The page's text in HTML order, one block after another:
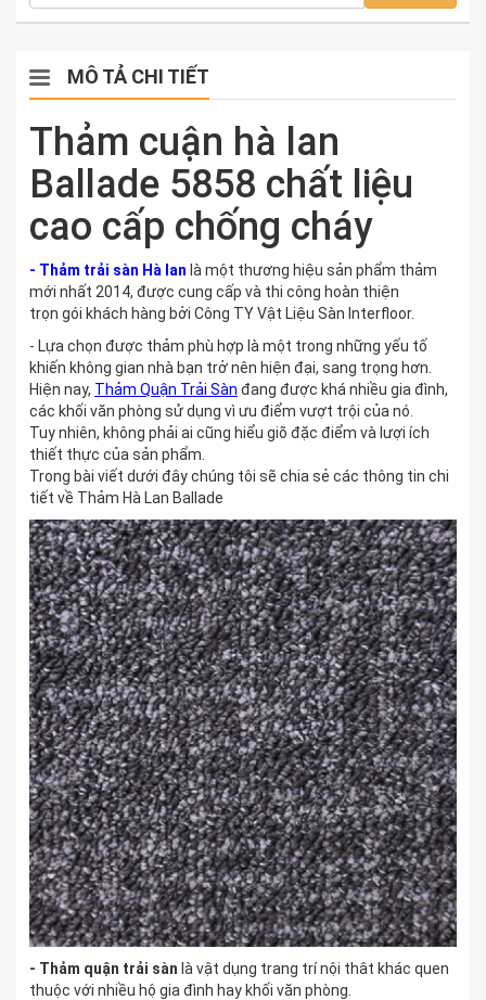
MÔ TẢ CHI TIẾT
Thảm cuận hà lan
Ballade 5858 chất liệu
cao cấp chống cháy
- Thảm trải sàn Hà lan là một thương hiệu sản phẩm thảm
mới nhất 2014, được cung cấp và thi công hoàn thiện
trọn gói khách hàng bởi Công TY Vật Liệu Sàn Interfloor.
- Lựa chọn được thảm phù hợp là một trong những yếu tố
khiến không gian nhà bạn trở nên hiện đại, sang trọng hơn.
Hiện nay, Thảm Quận Trải Sàn đang được khá nhiều gia đình,
các khối văn phòng sử dụng vì ưu điểm vượt trội của nó.
Tuy nhiên, không phải ai cũng hiểu giõ đặc điểm và lượi ích
thiết thực của sản phẩm.
Trong bài viết dưới đây chúng tôi sẽ chia sẻ các thông tin chi
tiết về Thảm Hà Lan Ballade
- Thảm quận trải sàn là vật dụng trang trí nội thât khác quen
thuộc với nhiều hộ gia đình hay khối văn phòng.